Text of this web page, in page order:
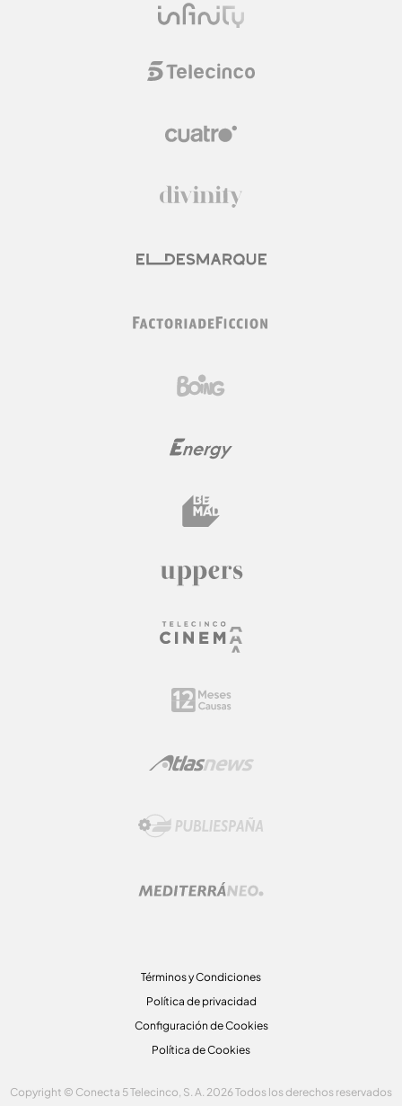
Términos y Condiciones
Política de privacidad
Configuración de Cookies
Política de Cookies
Copyright © Conecta 5 Telecinco, S. A. 2026 Todos los derechos reservados